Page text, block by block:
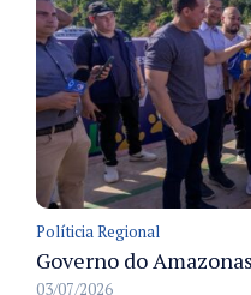
Políticia Regional
03/07/2026